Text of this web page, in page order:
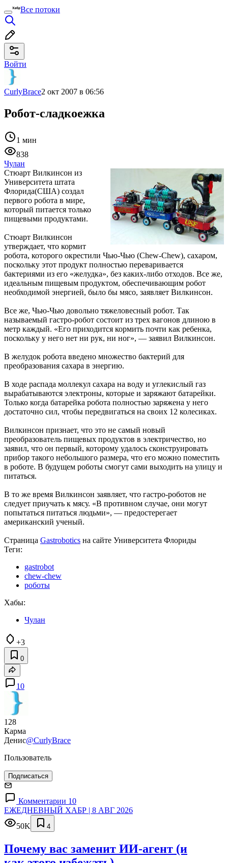
Все потоки
Войти
CurlyBrace2 окт 2007 в 06:56
Робот-сладкоежка
1 мин
838
Чулан
Стюарт Вилкинсон из
Университета штата
Флорида(США) создал
первого робота в мире,
который питается только
пищевыми продуктами.
Стюарт Вилкинсон
утверждает, что кормит
робота, которого окрестили Чью-Чью (Chew-Chew), сахаром,
поскольку этот продукт полностью переваривается
бактериями из его «желудка», без каких-либо отходов. Все же,
идеальным пищевым продуктом, обеспечивающим робот
необходимой энергией, было бы мясо, заявляет Вилкинсон.
Все же, Чью-Чью довольно тяжеловесный робот. Так
называемый гастро-робот состоит из трех вагонов длиною в
метр каждый. «Его приходится кормить почти как ребенка,
поскольку у него нет ни рук, ни ног», — заявил Вилкинсон.
В желудок робота введено множество бактерий для
преобразования сахара в энергию.
В ходе распада моллекул сахара на воду и углекислый газ
вырабатываются электроны, которые и заряжают батарейки.
Только когда батарейка робота полностью заряжена у него
достаточно сил, чтобы передвигаться на своих 12 колесиках.
Вилкинсон признает, что это не самый новый
преобразователь пищевых продуктов в электричество, но
заявил, что он первый, которому удалось сконструировать
прибор такого небольшого размера, что его можно поместить
в роботе. В будущем роботы смогут сами выходить на улицу и
питаться.
В то же время Вилкинсон заявляет, что гастро-роботов не
следует приучать к мясу. «В противном случае, они могут
попытаться питаться людьми», — предостерегает
американский ученый.
Страница Gastrobotics на сайте Университета Флориды
Теги:
gastrobot
chew-chew
роботы
Хабы:
Чулан
+3
0
10
128
Карма
Денис@CurlyBrace
Пользователь
Подписаться
Комментарии 10
ЕЖЕДНЕВНЫЙ ХАБР | 8 АВГ 2026
50K
4
Почему вас заменит ИИ‑агент (и